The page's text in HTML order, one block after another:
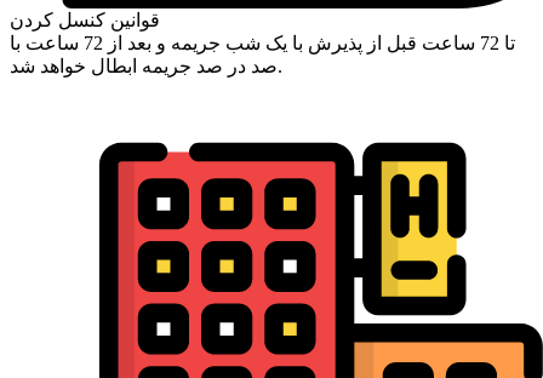
قوانین کنسل کردن
تا 72 ساعت قبل از پذیرش با یک شب جریمه و بعد از 72 ساعت با
صد در صد جریمه ابطال خواهد شد.